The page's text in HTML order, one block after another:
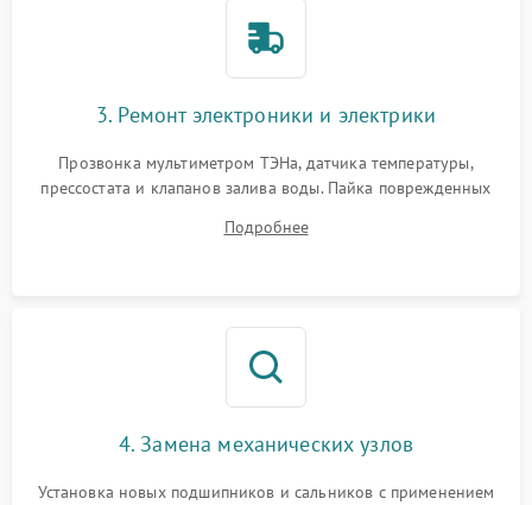
3. Ремонт электроники и электрики
Прозвонка мультиметром ТЭНа, датчика температуры,
прессостата и клапанов залива воды. Пайка поврежденных
Восстановление целостности проводки и контактов.
Подробнее
4. Замена механических узлов
Установка новых подшипников и сальников с применением